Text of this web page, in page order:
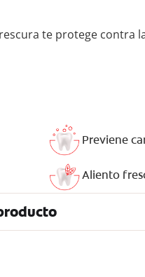
te protege contra
Previene
Aliento